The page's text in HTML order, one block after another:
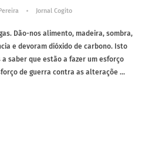
Jornal Cogito
Dão-nos alimento, madeira, sombra,
e devoram dióxido de carbono. Isto
saber que estão a fazer um esforço
de guerra contra as alteraçõe ...